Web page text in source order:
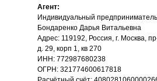
Агент:
Индивидуальный предприниматель
Бондаренко Дарья Витальевна
Адрес: 119192, Россия, г. Москва,
д. 29, корп 1, кв 270
ИНН: 772987680238
ОГРН: 321774600617818